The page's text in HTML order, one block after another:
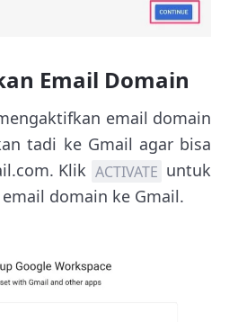
Email Domain
email domain
tadi ke Gmail agar bisa
Klik ACTIVATE untuk
domain ke Gmail.